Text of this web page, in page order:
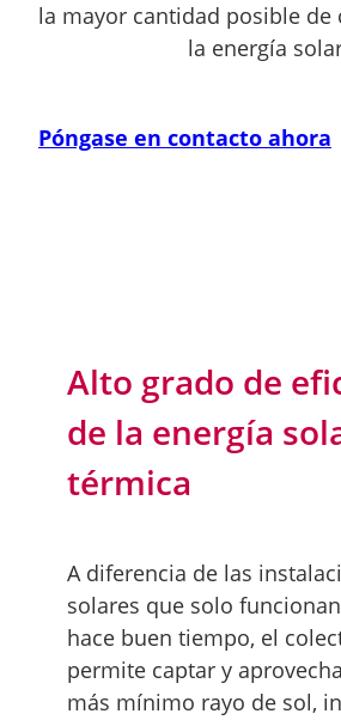
la mayor cantidad posible de
la energía
Póngase en contacto ahora
Alto grado de
de la energía
térmica
A diferencia de las
solares que solo
hace buen tiempo, el
permite captar y
más mínimo rayo de sol,